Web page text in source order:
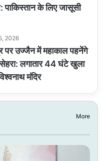
के लिए जासूसी
2026
पर उज्जैन में महाकाल पहनेंगे
लगातार 44 घंटे खुला
मंदिर
More